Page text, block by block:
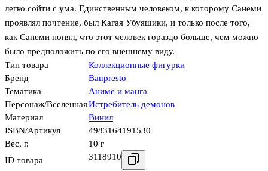
легко сойти с ума. Единственным человеком, к которому Санеми
проявлял почтение, был Кагая Убуяшики, и только после того,
как Санеми понял, что этот человек гораздо больше, чем можно
было предположить по его внешнему виду.
Тип товара
Коллекционные фигурки
Бренд
Banpresto
Тематика
Аниме и манга
Персонаж/ВселеннаяИстребитель демонов
Материал
Винил
ISBN/Артикул
4983164191530
Вес, г.
10 г
ID товара
3118910